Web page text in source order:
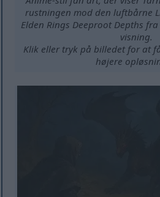
rustningen mod den luftbårne
Elden Rings Deeproot Depths
visning.
Klik eller tryk på billedet for at
højere